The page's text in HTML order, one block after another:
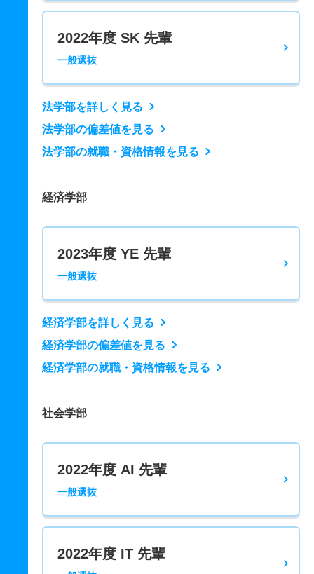
2022年度 SK 先輩
一般選抜
法学部を詳しく見る
法学部の偏差値を見る
法学部の就職・資格情報を見る
経済学部
2023年度 YE 先輩
一般選抜
経済学部を詳しく見る
経済学部の偏差値を見る
経済学部の就職・資格情報を見る
社会学部
2022年度 AI 先輩
一般選抜
2022年度 IT 先輩